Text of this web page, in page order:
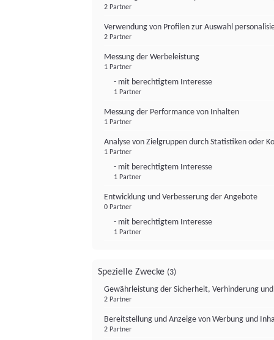
2 Partner
Verwendung von Profilen zur Auswahl
2 Partner
Messung der Werbeleistung
1 Partner
- mit berechtigtem Interesse
1 Partner
Messung der Performance von Inhalten
1 Partner
Analyse von Zielgruppen durch Statistiken oder
1 Partner
- mit berechtigtem Interesse
1 Partner
Entwicklung und Verbesserung der Angebote
0 Partner
- mit berechtigtem Interesse
1 Partner
Spezielle Zwecke (3)
Gewährleistung der Sicherheit, Verhinderung
2 Partner
Bereitstellung und Anzeige von Werbung und
2 Partner